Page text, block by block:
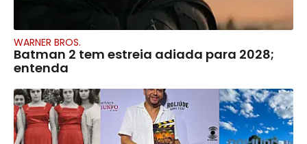
WARNER BROS.
Batman 2 tem estreia adiada para 2028;
entenda